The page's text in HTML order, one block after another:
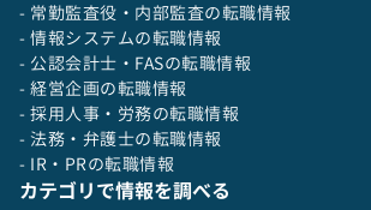
- 常勤監査役・内部監査の転職情報
- 情報システムの転職情報
- 公認会計士・FASの転職情報
- 経営企画の転職情報
- 採用人事・労務の転職情報
- 法務・弁護士の転職情報
- IR・PRの転職情報
カテゴリで情報を調べる